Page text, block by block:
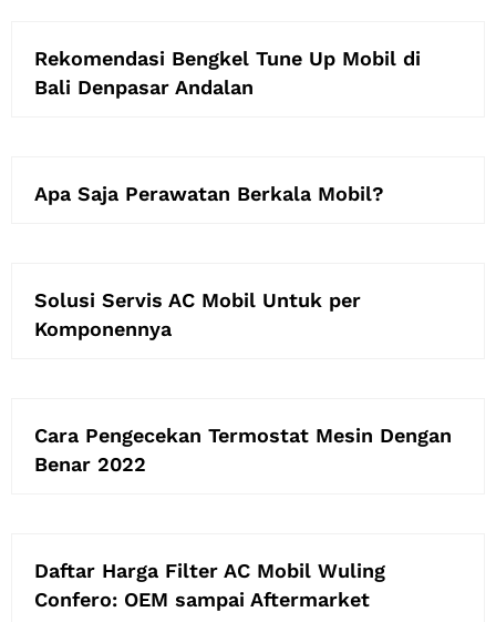
Rekomendasi Bengkel Tune Up Mobil di
Bali Denpasar Andalan
Apa Saja Perawatan Berkala Mobil?
Solusi Servis AC Mobil Untuk per
Komponennya
Cara Pengecekan Termostat Mesin Dengan
Benar 2022
Daftar Harga Filter AC Mobil Wuling
Confero: OEM sampai Aftermarket